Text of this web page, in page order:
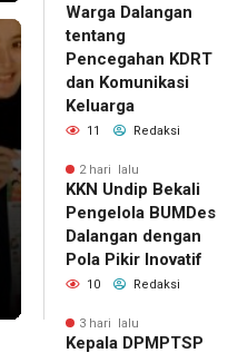
Warga Dalangan
tentang
Pencegahan KDRT
dan Komunikasi
Keluarga
11 Redaksi
2 hari lalu
KKN Undip Bekali
Pengelola BUMDes
Dalangan dengan
Pola Pikir Inovatif
10 Redaksi
3 hari lalu
Kepala DPMPTSP